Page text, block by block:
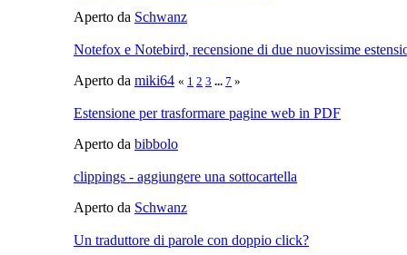
Aperto da Schwanz
Notefox e Notebird, recensione di due nuovissime
Aperto da miki64 « 1 2 3 ... 7 »
Estensione per trasformare pagine web in PDF
Aperto da bibbolo
clippings - aggiungere una sottocartella
Aperto da Schwanz
Un traduttore di parole con doppio click?